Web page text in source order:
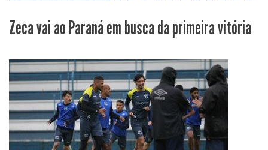
Zeca vai ao Paraná em busca da primeira vitória